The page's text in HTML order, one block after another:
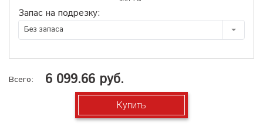
Запас на подрезку:
Без запаса
Всего: 6 099.66 руб.
Купить